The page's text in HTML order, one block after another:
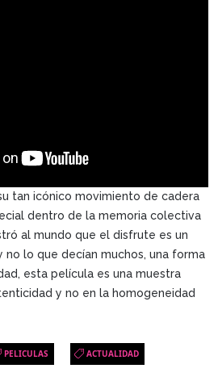
tan icónico movimiento de cadera
dentro de la memoria colectiva
al mundo que el disfrute es un
lo que decían muchos, una forma
esta película es una muestra
y no en la homogeneidad
PELICULAS ACTUALIDAD